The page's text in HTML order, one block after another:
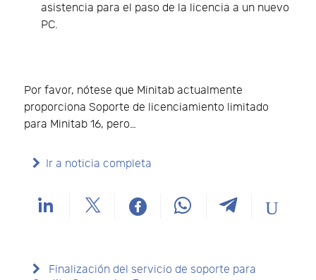
asistencia para el paso de la licencia a un nuevo
PC.
Por favor, nótese que Minitab actualmente
proporciona Soporte de licenciamiento limitado
para Minitab 16, pero…
Ir a noticia completa
Finalización del servicio de soporte para